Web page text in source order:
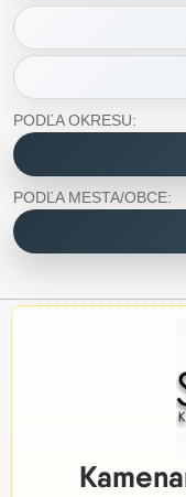
PODĽA OKRESU:
PODĽA MESTA/OBCE: